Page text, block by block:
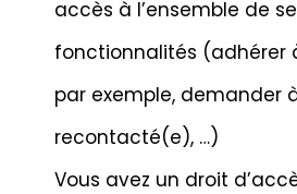
accès à l’ensemble de
fonctionnalités (adhérer
par exemple, demander
recontacté(e), …)
Vous avez un droit